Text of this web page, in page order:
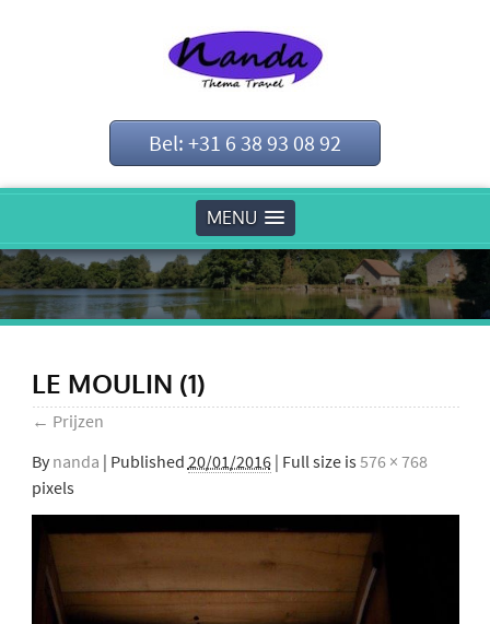
Bel: +31 6 38 93 08 92
MENU
LE MOULIN (1)
← Prijzen
By nanda | Published 20/01/2016| Full size is576 × 768
pixels